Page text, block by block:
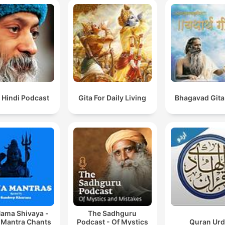
mensaje diario que Dios
para ellos. Apoya nuestro
ministerio Dios esta
cambiando y sanando
través de de esta emisora,
agradecemos tu apoyo y el
sentir que tienes en tu
para que este Ministerio
se detenga.
www.rokastereo.com
Hindi Podcast Gita For Daily Living Bhagavad
Shivaya -
Chants
The Sadhguru
Podcast - Of Mystics
Quran